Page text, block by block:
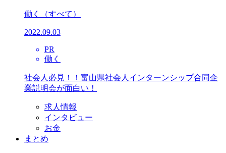
働く （すべて）
2022.09.03
PR
働く
社会人必見！！富山県社会人インターンシップ合同企
業説明会が面白い！
求人情報
インタビュー
お金
まとめ